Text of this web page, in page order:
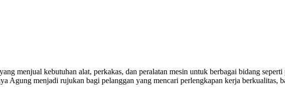
menjual kebutuhan alat, perkakas, dan peralatan mesin untuk berbagai bidang
Agung menjadi rujukan bagi pelanggan yang mencari perlengkapan kerja berkualitas,